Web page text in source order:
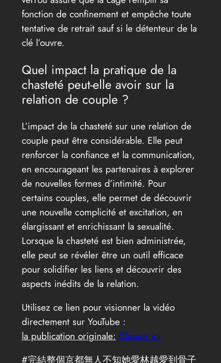
fonction de confinement et empêche toute
tentative de retrait sauf si le détenteur de la
clé l’ouvre.
Quel impact la pratique de la
chasteté peut-elle avoir sur la
relation de couple ?
L’impact de la chasteté sur une relation de
couple peut être considérable. Elle peut
renforcer la confiance et la communication,
en encourageant les partenaires à explorer
de nouvelles formes d’intimité. Pour
certains couples, elle permet de découvrir
une nouvelle complicité et excitation, en
élargissant et enrichissant la sexualité.
Lorsque la chasteté est bien administrée,
elle peut se révéler être un outil efficace
pour solidifier les liens et découvrir des
aspects inédits de la relation.
Utilisez ce lien pour visionner la vidéo
directement sur YouTube :
la publication originale: Cliquer ici
#完結整個京都無人不知她愛林越愛到骨子